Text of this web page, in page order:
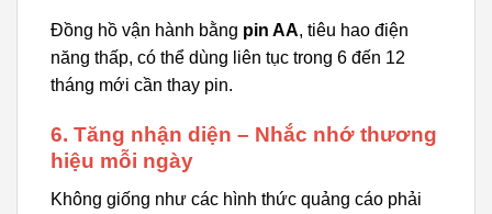
Đồng hồ vận hành bằng pin AA, tiêu hao điện
năng thấp, có thể dùng liên tục trong 6 đến 12
tháng mới cần thay pin.
6. Tăng nhận diện – Nhắc nhớ thương
hiệu mỗi ngày
Không giống như các hình thức quảng cáo phải